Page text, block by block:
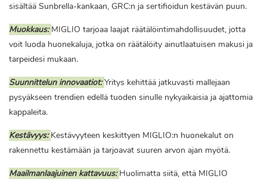
sisältää Sunbrella-kankaan, GRC:n ja sertifioidun kestävän puun.
Muokkaus:MIGLIO tarjoaa laajat räätälöintimahdollisuudet, jotta
voit luoda huonekaluja, jotka on räätälöity ainutlaatuisen makusi ja
tarpeidesi mukaan.
Suunnittelun innovaatiot:Yritys kehittää jatkuvasti mallejaan
pysyäkseen trendien edellä tuoden sinulle nykyaikaisia ​​ja ajattomia
kappaleita.
Kestävyys:Kestävyyteen keskittyen MIGLIO:n huonekalut on
rakennettu kestämään ja tarjoavat suuren arvon ajan myötä.
Maailmanlaajuinen kattavuus:Huolimatta siitä, että MIGLIO